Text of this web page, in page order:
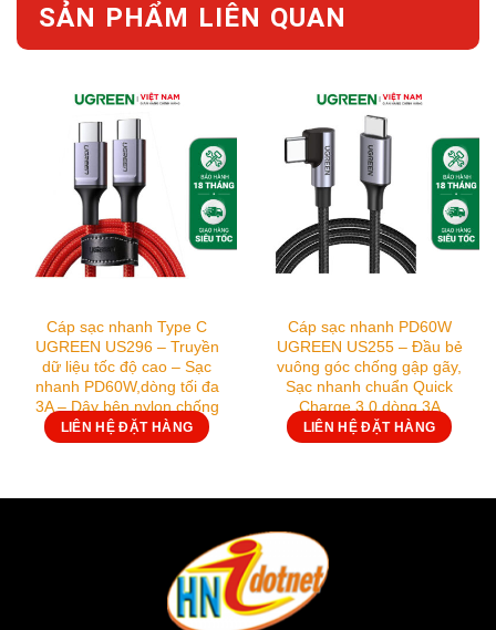
SẢN PHẨM LIÊN QUAN
Cáp sạc nhanh Type C
UGREEN US296 – Truyền
dữ liệu tốc độ cao – Sạc
nhanh PD60W,dòng tối đa
3A – Dây bện nylon chống
rối
LIÊN HỆ ĐẶT HÀNG
Cáp sạc nhanh PD60W
UGREEN US255 – Đầu bẻ
vuông góc chống gập gãy,
Sạc nhanh chuẩn Quick
Charge 3.0 dòng 3A
LIÊN HỆ ĐẶT HÀNG